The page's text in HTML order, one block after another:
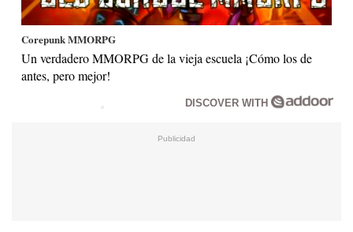
Corepunk MMORPG
Un verdadero MMORPG de la vieja escuela ¡Cómo los de
antes, pero mejor!
DISCOVER WITH